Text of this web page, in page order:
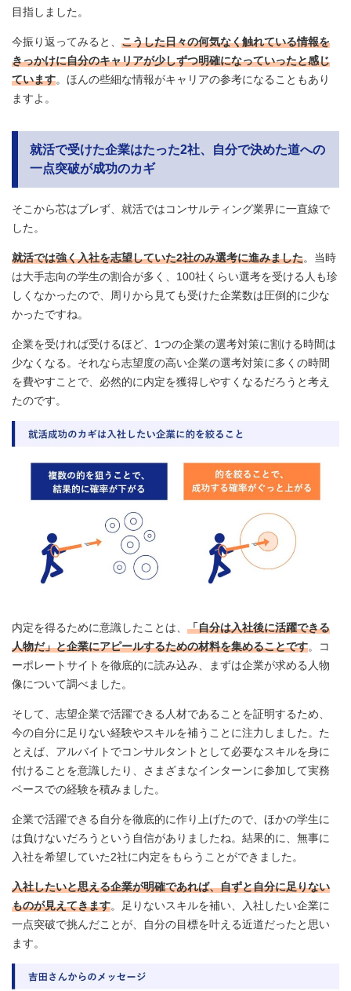
目指しました。
今振り返ってみると、 こうした日々の何気なく触れている情報を
きっかけに自分のキャリアが少しずつ明確になっていったと感じ
ています。ほんの些細な情報がキャリアの参考になることもあり
ますよ。
就活で受けた企業はたった2社、自分で決めた道への
一点突破が成功のカギ
そこから芯はブレず、就活ではコンサルティング業界に一直線で
した。
就活では強く入社を志望していた2社のみ選考に進みました。当時
は大手志向の学生の割合が多く、100社くらい選考を受ける人も珍
しくなかったので、周りから見ても受けた企業数は圧倒的に少な
かったですね。
企業を受ければ受けるほど、1つの企業の選考対策に割ける時間は
少なくなる。それなら志望度の高い企業の選考対策に多くの時間
を費やすことで、必然的に内定を獲得しやすくなるだろうと考え
たのです。
内定を得るために意識したことは、 「自分は入社後に活躍できる
人物だ」と企業にアピールするための材料を集めることです。コ
ーポレートサイトを徹底的に読み込み、まずは企業が求める人物
像について調べました。
そして、志望企業で活躍できる人材であることを証明するため、
今の自分に足りない経験やスキルを補うことに注力しました。た
とえば、アルバイトでコンサルタントとして必要なスキルを身に
付けることを意識したり、さまざまなインターンに参加して実務
ベースでの経験を積みました。
企業で活躍できる自分を徹底的に作り上げたので、ほかの学生に
は負けないだろうという自信がありましたね。結果的に、無事に
入社を希望していた2社に内定をもらうことができました。
入社したいと思える企業が明確であれば、自ずと自分に足りない
ものが見えてきます。足りないスキルを補い、入社したい企業に
一点突破で挑んだことが、自分の目標を叶える近道だったと思い
ます。